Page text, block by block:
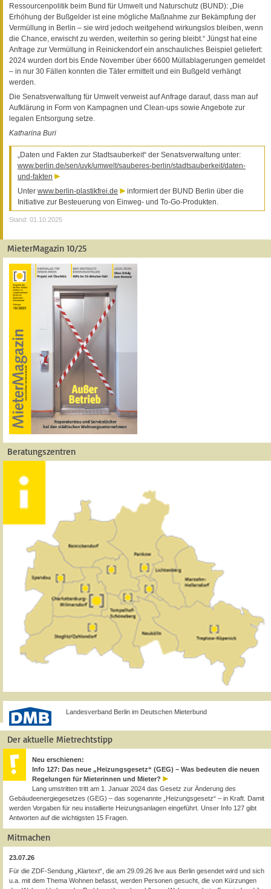
Ressourcenpolitik beim Bund für Umwelt und Naturschutz (BUND): „Die
Erhöhung der Bußgelder ist eine mögliche Maßnahme zur Bekämpfung der
Vermüllung in Berlin – sie wird jedoch weitgehend wirkungslos bleiben, wenn
die Chance, erwischt zu werden, weiterhin so gering bleibt.“ Jüngst hat eine
Anfrage zur Vermüllung in Reinickendorf ein anschauliches Beispiel geliefert:
2024 wurden dort bis Ende November über 6600 Müllablagerungen gemeldet
– in nur 30 Fällen konnten die Täter ermittelt und ein Bußgeld verhängt
werden.
Die Senatsverwaltung für Umwelt verweist auf Anfrage darauf, dass man auf
Aufklärung in Form von Kampagnen und Clean-ups sowie Angebote zur
legalen Entsorgung setze.
Katharina Buri
„Daten und Fakten zur Stadtsauberkeit“ der Senatsverwaltung unter:
www.berlin.de/sen/uvk/umwelt/sauberes-berlin/stadtsauberkeit/daten-
und-fakten
Unter www.berlin-plastikfrei.de
informiert der BUND Berlin über die
Initiative zur Besteuerung von Einweg- und To-Go-Produkten.
Stand: 01.10.2025
MieterMagazin 10/25
Beratungszentren
Landesverband Berlin im Deutschen Mieterbund
Der aktuelle Mietrechtstipp
Neu erschienen:
Info 127: Das neue „Heizungsgesetz“ (GEG) – Was bedeuten die neuen
Regelungen für Mieterinnen und Mieter?
Lang umstritten tritt am 1. Januar 2024 das Gesetz zur Änderung des
Gebäudeenergiegesetzes (GEG) – das sogenannte „Heizungsgesetz“ – in Kraft. Damit
werden Vorgaben für neu installierte Heizungsanlagen eingeführt. Unser Info 127 gibt
Antworten auf die wichtigsten 15 Fragen.
Mitmachen
23.07.26
Für die ZDF-Sendung „Klartext“, die am 29.09.26 live aus Berlin gesendet wird und sich
u.a. mit dem Thema Wohnen befasst, werden Personen gesucht, die von Kürzungen